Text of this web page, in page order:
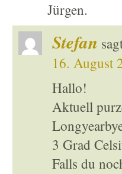
Jürgen.
Stefan
16. August
Hallo!
Aktuell
3 Grad
Falls du